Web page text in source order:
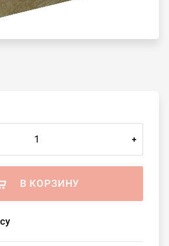
+
В КОРЗИНУ